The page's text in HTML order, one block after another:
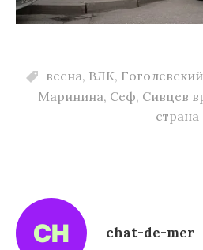
весна, ВЛК, Гоголевский
Маринина, Сеф, Сивцев
страна
chat-de-mer